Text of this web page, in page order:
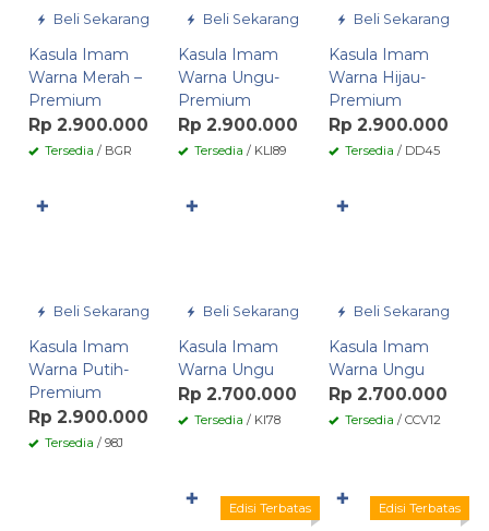
Beli Sekarang
Kasula Imam
Warna Merah –
Premium
Rp 2.900.000
Tersedia / BGR
Beli Sekarang
Kasula Imam
Warna Ungu-
Premium
Rp 2.900.000
Tersedia / KLI89
Beli Sekarang
Kasula Imam
Warna Hijau-
Premium
Rp 2.900.000
Tersedia / DD45
Beli Sekarang
Kasula Imam
Warna Putih-
Premium
Rp 2.900.000
Tersedia / 98J
✚
Beli Sekarang
Kasula Imam
Warna Ungu
Rp 2.700.000
Tersedia / KI78
✚
Beli Sekarang
Kasula Imam
Warna Ungu
Rp 2.700.000
Tersedia / CCV12
✚
Edisi Terbatas
✚ Edisi Terbatas
✚